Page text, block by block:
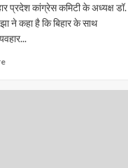
प्रदेश कांग्रेस कमिटी के अध्यक्ष डॉ.
ने कहा है कि बिहार के साथ